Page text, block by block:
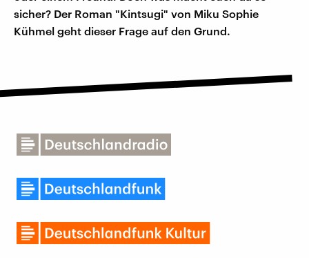
sicher? Der Roman "Kintsugi" von Miku Sophie
Kühmel geht dieser Frage auf den Grund.